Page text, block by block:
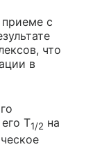
с
что
в
Т1/2 на